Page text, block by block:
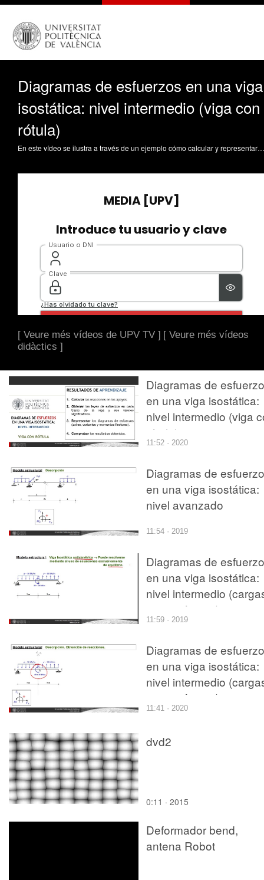
Diagramas de esfuerzos en una viga
isostática: nivel intermedio (viga con
rótula)
En este vídeo se ilustra a través de un ejemplo cómo calcular y representar los diagramas de esfuerzos en una viga isostática con una rótula intermedia. Espinós Capilla, A.; Lapuebla Ferri, A. (2020). Diagramas de esfuerzos en una viga isostática: nivel intermedio (viga con rótula). https://riunet.upv.es/handle/10251/143915 DER
[ Veure més vídeos de UPV TV ] [ Veure més vídeos
didàctics ]
Diagramas de
en una viga isostática:
nivel intermedio (viga
rótula)
11:52 · 2020
Diagramas de
en una viga isostática:
nivel avanzado
11:54 · 2019
Diagramas de
en una viga isostática:
nivel intermedio
antisimétricas)
11:59 · 2019
Diagramas de
en una viga isostática:
nivel intermedio
antisimétricas)
11:41 · 2020
dvd2
0:11 · 2015
Deformador bend,
antena Robot